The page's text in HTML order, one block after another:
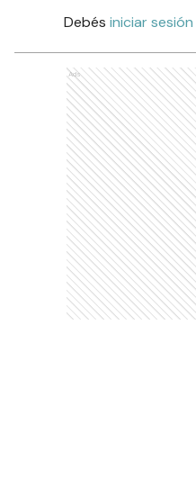
Debés iniciar sesión
Ads